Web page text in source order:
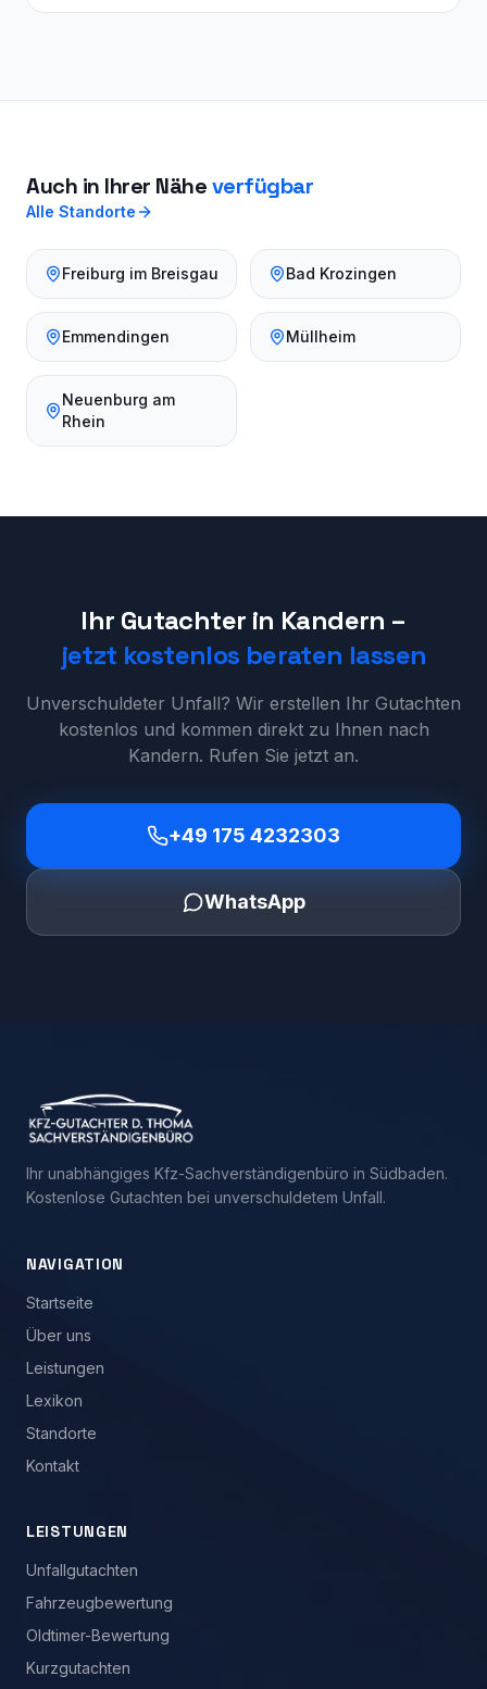
Auch in Ihrer Näheverfügbar
Alle Standorte
Freiburg im Breisgau Bad Krozingen
Emmendingen Müllheim
Neuenburg am
Rhein
Ihr Gutachter in Kandern –
jetzt kostenlos beraten lassen
Unverschuldeter Unfall? Wir erstellen Ihr Gutachten
kostenlos und kommen direkt zu Ihnen nach
Kandern. Rufen Sie jetzt an.
+49 175 4232303
WhatsApp
Ihr unabhängiges Kfz-Sachverständigenbüro in Südbaden.
Kostenlose Gutachten bei unverschuldetem Unfall.
NAVIGATION
Startseite
Über uns
Leistungen
Lexikon
Standorte
Kontakt
LEISTUNGEN
Unfallgutachten
Fahrzeugbewertung
Oldtimer-Bewertung
Kurzgutachten